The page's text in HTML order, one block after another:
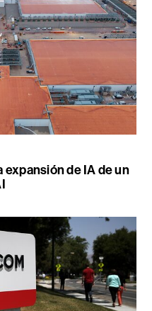
expansión de IA de un